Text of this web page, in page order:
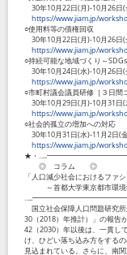
30年10月22日(月)-10月26日(
https://www.jiam.jp/
○使用料等の債権回収
30年10月22日(月)-10月26日(
https://www.jiam.jp/
○持続可能な地域づくり～
30年10月24日(水)-10月26日(
https://www.jiam.jp/
○市町村議会議員研修［３日間
30年10月29日(月)-10月31日(
https://www.jiam.jp/
○社会的孤立の増加への対応
30年10月31日(水)-11月2日(
https://www.jiam.jp/
★・
◎ コラム ◎
「人口減少社会におけるファ
～首都大学東京都市環境
国立社会保障人口問題研究
30（2018）年推計）」の報告
42（2030）年以後は、一貫し
け、ひどい落ち込み方をする
見込まれている。さらに、南